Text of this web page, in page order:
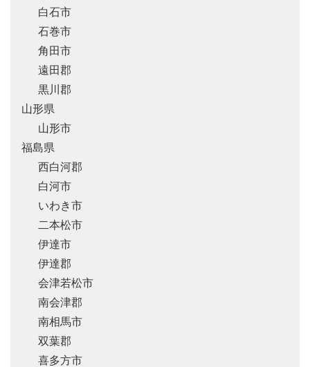
白石市
石巻市
角田市
遠田郡
黒川郡
山形県
山形市
福島県
西白河郡
白河市
いわき市
二本松市
伊達市
伊達郡
会津若松市
南会津郡
南相馬市
双葉郡
喜多方市